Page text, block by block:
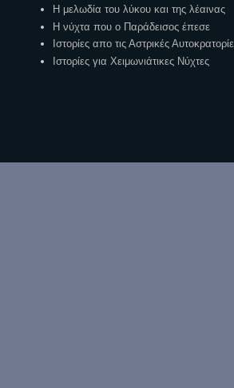
Η μελωδία του λύκου και της λέαινας
Η νύχτα που ο Παράδεισος έπεσε
Ιστορίες απο τις Αστρικές
Ιστορίες για Χειμωνιάτικες Νύχτες